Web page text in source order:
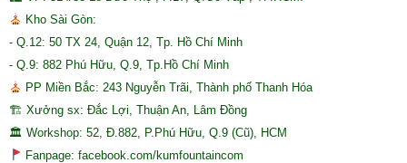
Kho Sài Gòn:
- Q.12: 50 TX 24, Quận 12, Tp. Hồ Chí Minh
- Q.9: 882 Phú Hữu, Q.9, Tp.Hồ Chí Minh
PP Miền Bắc: 243 Nguyễn Trãi, Thành phố Thanh Hóa
🏗 Xưởng sx: Đắc Lợi, Thuận An, Lâm Đồng
🏛 Workshop: 52, Đ.882, P.Phú Hữu, Q.9 (Cũ), HCM
Fanpage: facebook.com/kumfountaincom